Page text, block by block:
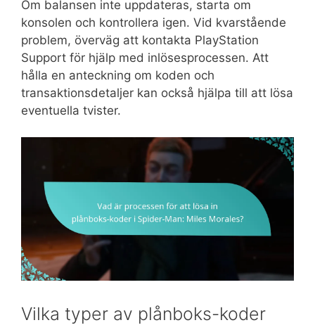
Om balansen inte uppdateras, starta om
konsolen och kontrollera igen. Vid kvarstående
problem, överväg att kontakta PlayStation
Support för hjälp med inlösesprocessen. Att
hålla en anteckning om koden och
transaktionsdetaljer kan också hjälpa till att lösa
eventuella tvister.
Vilka typer av plånboks-koder